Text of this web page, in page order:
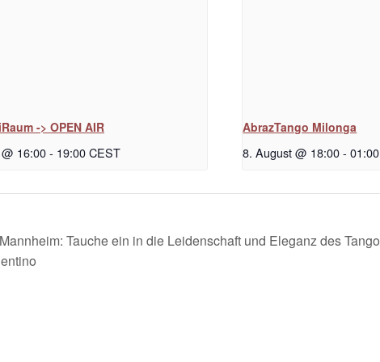
-> OPEN AIR
16:00- 19:00CEST
AbrazTango Milonga
8. August @ 18:00 - 01:00
Mannheim: Tauche ein in die Leidenschaft und Eleganz des Tango